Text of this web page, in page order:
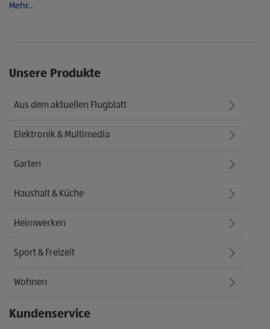
Mehr...
Unsere Produkte
Aus dem aktuellen Flugblatt
Elektronik & Multimedia
Garten
Haushalt & Küche
Heimwerken
Sport & Freizeit
Wohnen
Kundenservice